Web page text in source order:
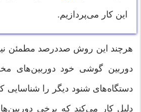
این کار می‌پردازیم.
هرچند این روش صددرصد مطمئن
دوربین گوشی خود دوربین‌های
دستگاه‌های شنود دیگر را شناسایی
دلیل کار می‌کند که برخی